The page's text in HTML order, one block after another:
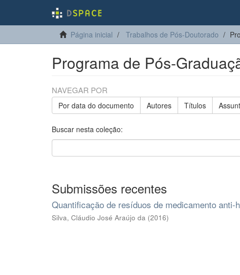
Página inicial Trabalhos de Pós-Doutorado
Programa de Pós-
NAVEGAR POR
Por data do documento Autores Títulos
Buscar nesta coleção:
Submissões recentes
Quantificação de resíduos de medicamento
Silva, Cláudio José Araújo da (2016)